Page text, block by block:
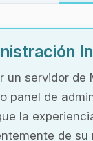
un servidor de
panel de
la
de